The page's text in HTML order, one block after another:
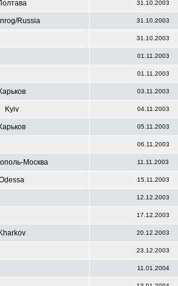
31.10.2003
Russia 31.10.2003
31.10.2003
01.11.2003
01.11.2003
03.11.2003
Kyiv 04.11.2003
05.11.2003
06.11.2003
Москва 11.11.2003
15.11.2003
12.12.2003
17.12.2003
Kharkov 20.12.2003
23.12.2003
11.01.2004